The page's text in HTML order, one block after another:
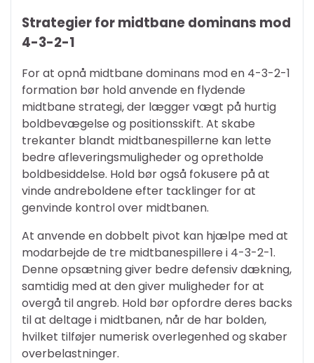
Strategier for midtbane dominans mod
4-3-2-1
For at opnå midtbane dominans mod en 4-3-2-1
formation bør hold anvende en flydende
midtbane strategi, der lægger vægt på hurtig
boldbevægelse og positionsskift. At skabe
trekanter blandt midtbanespillerne kan lette
bedre afleveringsmuligheder og opretholde
boldbesiddelse. Hold bør også fokusere på at
vinde andreboldene efter tacklinger for at
genvinde kontrol over midtbanen.
At anvende en dobbelt pivot kan hjælpe med at
modarbejde de tre midtbanespillere i 4-3-2-1.
Denne opsætning giver bedre defensiv dækning,
samtidig med at den giver muligheder for at
overgå til angreb. Hold bør opfordre deres backs
til at deltage i midtbanen, når de har bolden,
hvilket tilføjer numerisk overlegenhed og skaber
overbelastninger.